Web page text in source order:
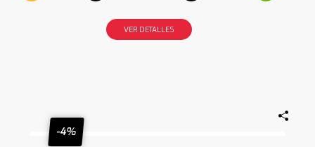
VER DETALLES
-4%